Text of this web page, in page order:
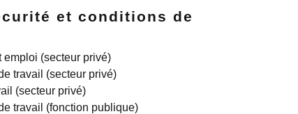
et conditions de
emploi (secteur privé)
travail (secteur privé)
(secteur privé)
travail (fonction publique)